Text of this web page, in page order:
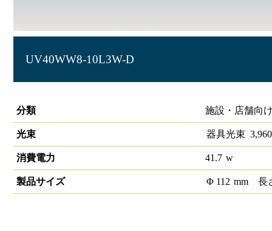
UV40WW8-10L3W-D
分類
施設・店舗向
光束 器具光束 3,960
消費電力 41.7 w
製品サイズ Φ 112 mm 長